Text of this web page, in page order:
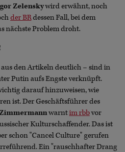
Zelenskywird erwähnt, noch
der BRdessen Fall, bei dem
nächste Problem droht.
den Artikeln deutlich – sind in
Putin aufs Engste verknüpft.
darauf hinzuweisen, wie
ist. Der Geschäftsführer des
warntim rbbvor
Kulturschaffender. Das ist
schon "Cancel Culture" gerufen
Ein "rauschhafter Drang